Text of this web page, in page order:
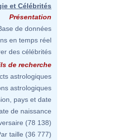
et Célébrités
Présentation
de données
en temps réel
des célébrités
de recherche
astrologiques
astrologiques
pays et date
de naissance
(78 138)
taille (36 777)